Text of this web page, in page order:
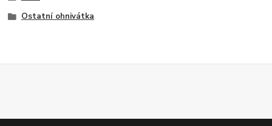
Ostatní ohnivátka